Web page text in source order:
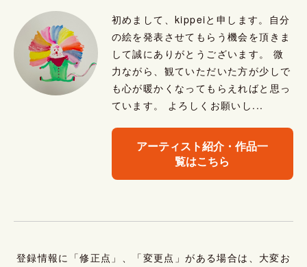
初めまして、kippeiと申します。自分
の絵を発表させてもらう機会を頂きま
して誠にありがとうございます。 微
力ながら、観ていただいた方が少しで
も心が暖かくなってもらえればと思っ
ています。 よろしくお願いし...
アーティスト紹介・作品一
覧はこちら
登録情報に「修正点」、「変更点」がある場合は、大変お